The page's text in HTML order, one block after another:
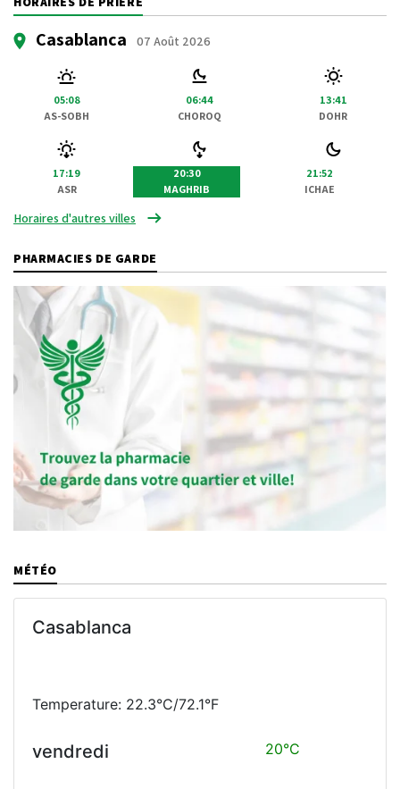
Casablanca 07 Août 2026
05:08
AS-SOBH
06:44
CHOROQ
13:41
DOHR
17:19
ASR
20:30
MAGHRIB
21:52
ICHAE
Horaires d'autres villes
PHARMACIES DE GARDE
MÉTÉO
Casablanca
Temperature: 22.3°C/72.1°F
vendredi 20°C